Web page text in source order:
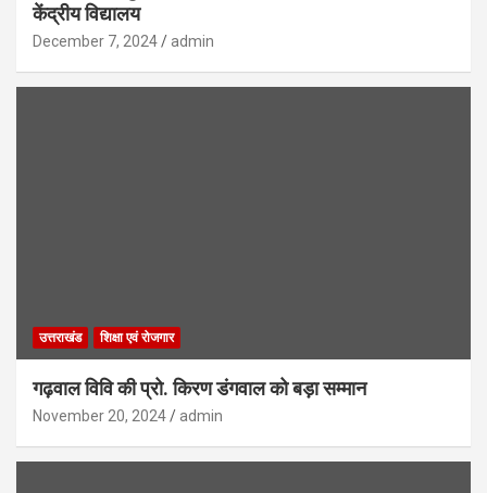
केंद्रीय विद्यालय
December 7, 2024 admin
उत्तराखंड शिक्षा एवं रोजगार
गढ़वाल विवि की प्रो. किरण डंगवाल को बड़ा सम्मान
November 20, 2024 admin